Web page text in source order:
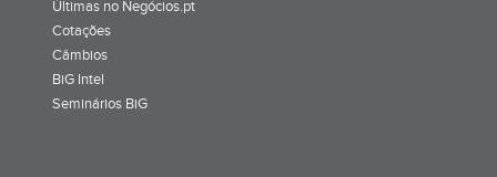
Últimas no Negócios.pt
Cotações
Câmbios
BiG Intel
Seminários BiG